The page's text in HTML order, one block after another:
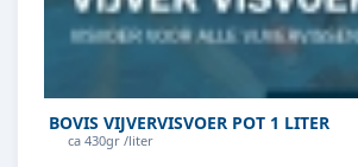
BOVIS VIJVERVISVOER POT 1 LITER
ca 430gr /liter